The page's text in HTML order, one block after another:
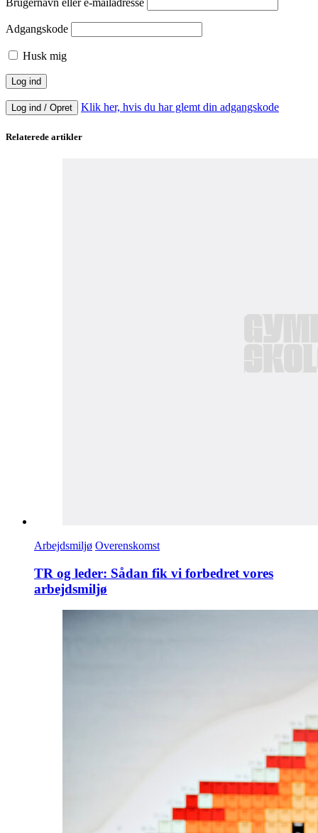
Brugernavn eller e-mailadresse
Adgangskode
Husk mig
Log ind / Opret Klik her, hvis du har glemt din adgangskode
Relaterede artikler
Arbejdsmiljø Overenskomst
TR og leder: Sådan fik vi forbedret vores
arbejdsmiljø